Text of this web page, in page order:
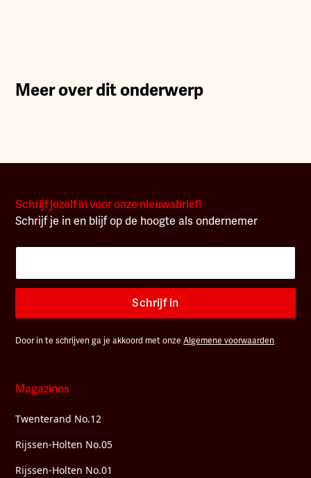
Meer over dit onderwerp
Schrijf jezelf in voor onze nieuwsbrief!
Schrijf je in en blijf op de hoogte als ondernemer
Schrijf in
Door in te schrijven ga je akkoord met onzeAlgemene voorwaarden
Magazines
Twenterand No.12
Rijssen-Holten No.05
Rijssen-Holten No.01